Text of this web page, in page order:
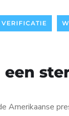
VERIFICATIE
een
Amerikaanse